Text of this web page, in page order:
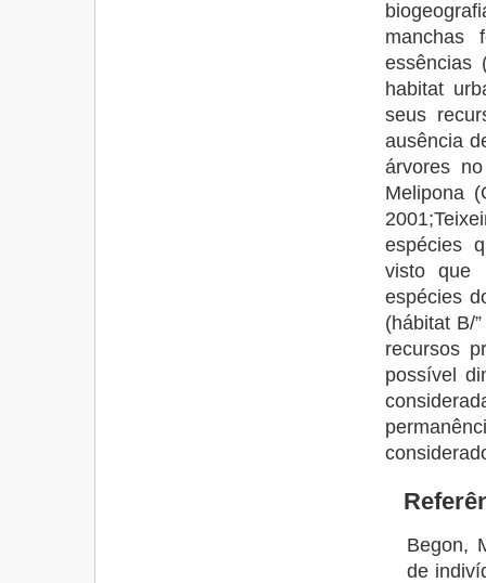
manchas
essências
habitat
seus
ausência
árvores
Melipona
espécies
visto que
espécies
(hábitat B/
recursos
possível
Begon,
de